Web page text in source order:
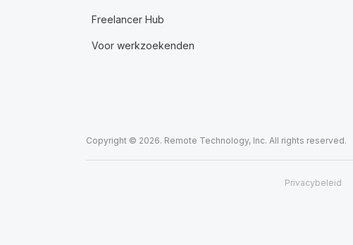
Freelancer Hub
Voor werkzoekenden
Copyright © 2026. Remote Technology, Inc. All rights reserved.
Privacybeleid